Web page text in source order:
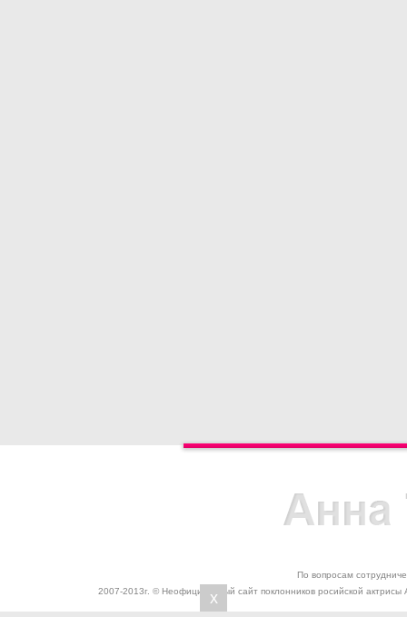
По вопросам
2007-2013г. © Неофициальный сайт поклонников росийской
x